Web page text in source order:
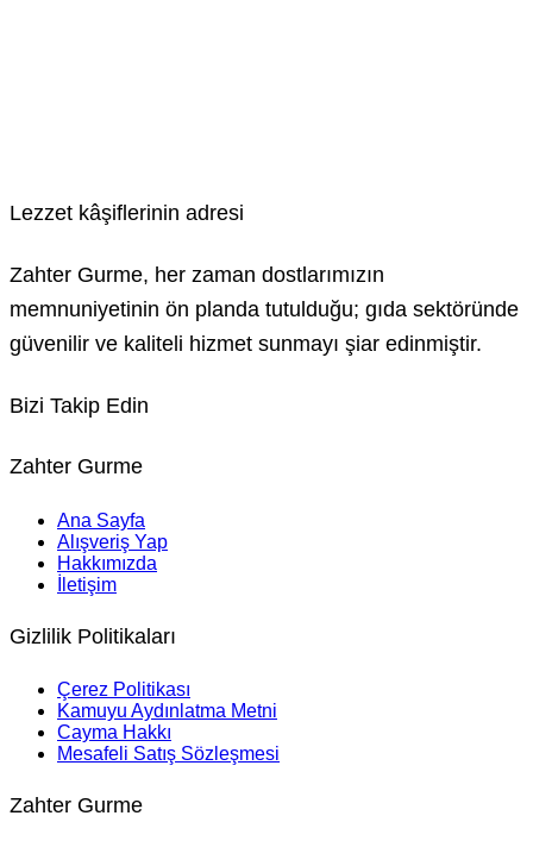
Lezzet kâşiflerinin adresi
Zahter Gurme, her zaman dostlarımızın
memnuniyetinin ön planda tutulduğu; gıda sektöründe
güvenilir ve kaliteli hizmet sunmayı şiar edinmiştir.
Bizi Takip Edin
Instagram
Whatsapp
Email
Zahter Gurme
Ana Sayfa
Alışveriş Yap
Hakkımızda
İletişim
Gizlilik Politikaları
Çerez Politikası
Kamuyu Aydınlatma Metni
Cayma Hakkı
Mesafeli Satış Sözleşmesi
Zahter Gurme